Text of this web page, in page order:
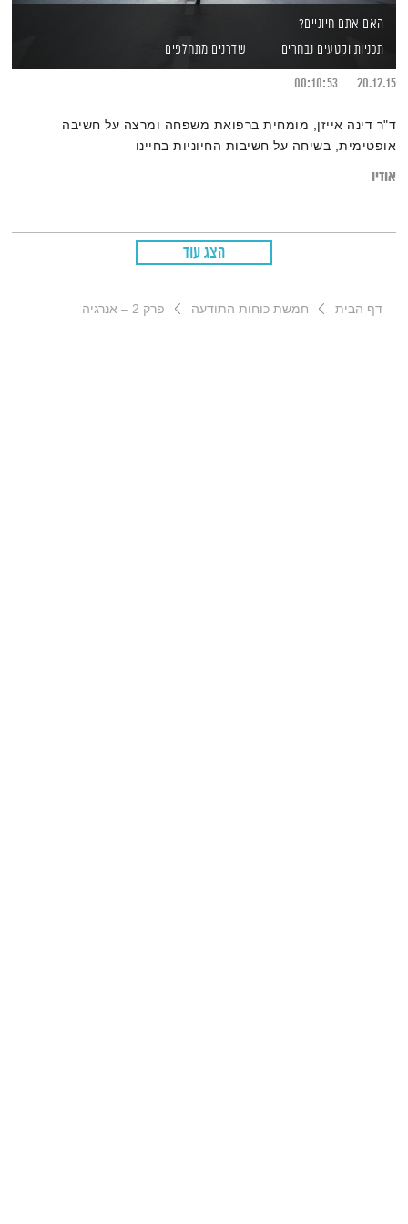
האם אתם חיוניים?
תכניות וקטעים נבחרים
שדרנים מתחלפים
20.12.15
00:10:53
ד"ר דינה אייזן, מומחית ברפואת משפחה ומרצה על חשיבה
אופטימית, בשיחה על חשיבות החיוניות בחיינו
אודיו
הצג עוד
דף הבית חמשת כוחות התודעה פרק 2 – אנרגיה